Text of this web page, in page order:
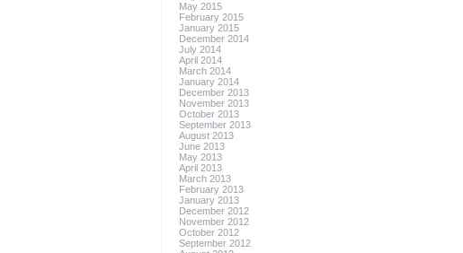
May 2015
February 2015
January 2015
December 2014
July 2014
April 2014
March 2014
January 2014
December 2013
November 2013
October 2013
September 2013
August 2013
June 2013
May 2013
April 2013
March 2013
February 2013
January 2013
December 2012
November 2012
October 2012
September 2012